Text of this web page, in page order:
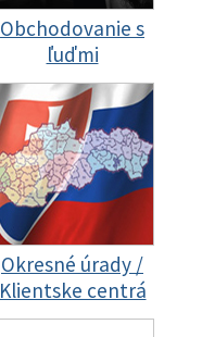
Obchodovanie s
ľuďmi
Okresné úrady /
Klientske centrá